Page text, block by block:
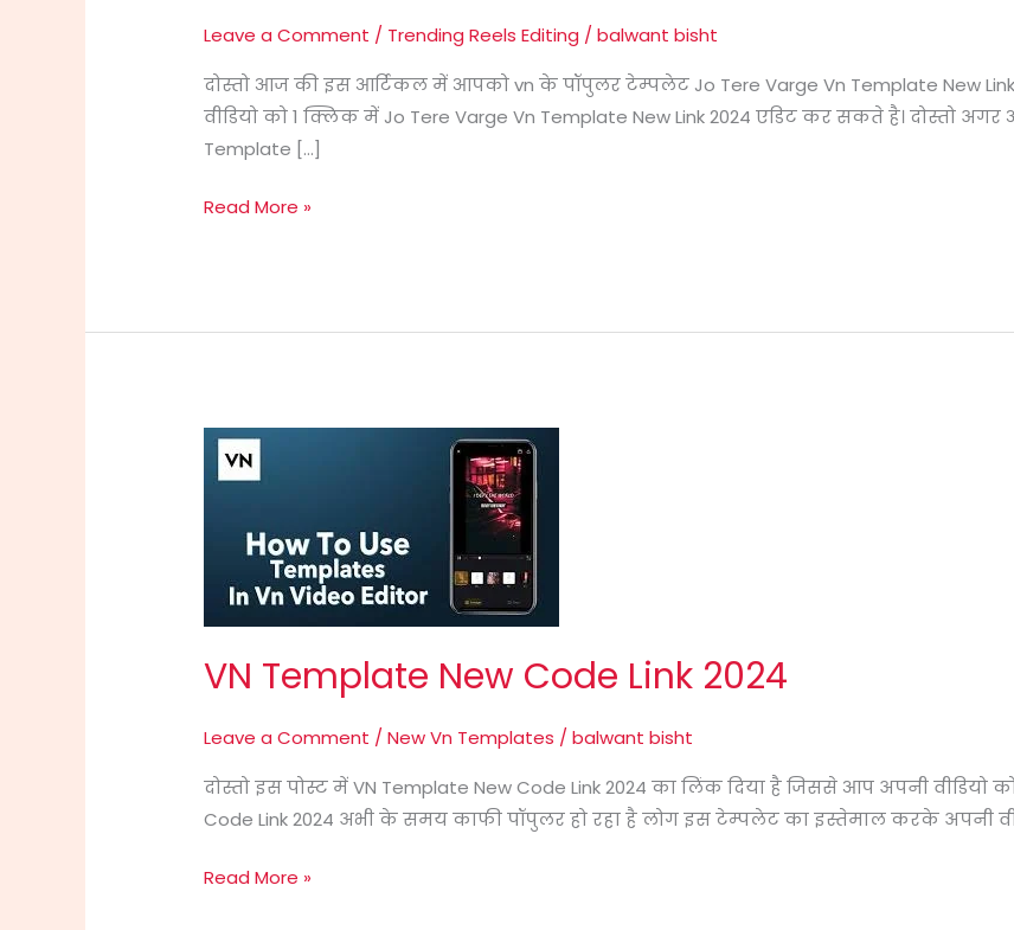
Leave a Comment / Trending Reels Editing /balwant bisht
दोस्तो आज की इस आर्टिकल में आपको vn के पॉपुलर टेम्पलेट Jo Tere Varge Vn Template New
वीडियो को 1 क्लिक में Jo Tere Varge Vn Template New Link 2024 एडिट कर सकते है। दोस्तो अगर
Template […]
Read More »
VN Template New Code Link 2024
Leave a Comment /New Vn Templates /balwant bisht
दोस्तो इस पोस्ट में VN Template New Code Link 2024 का लिंक दिया है जिससे आप अपनी वीडियो
Code Link 2024 अभी के समय काफी पॉपुलर हो रहा है लोग इस टेम्पलेट का इस्तेमाल करके अपनी
VN
Template
Code
2024
Read More »